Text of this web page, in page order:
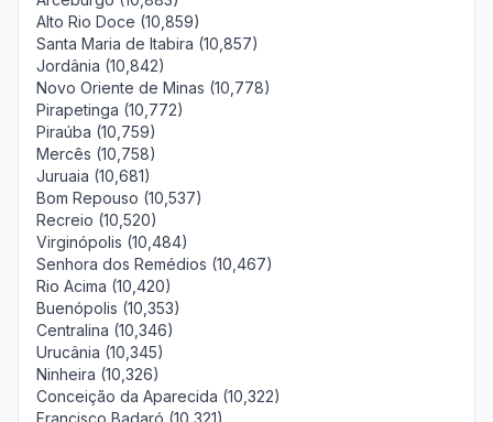
Alto Rio Doce (10,859)
Santa Maria de Itabira (10,857)
Jordânia (10,842)
Novo Oriente de Minas (10,778)
Pirapetinga (10,772)
Piraúba (10,759)
Mercês (10,758)
Juruaia (10,681)
Bom Repouso (10,537)
Recreio (10,520)
Virginópolis (10,484)
Senhora dos Remédios (10,467)
Rio Acima (10,420)
Buenópolis (10,353)
Centralina (10,346)
Urucânia (10,345)
Ninheira (10,326)
Conceição da Aparecida (10,322)
Francisco Badaró (10,321)